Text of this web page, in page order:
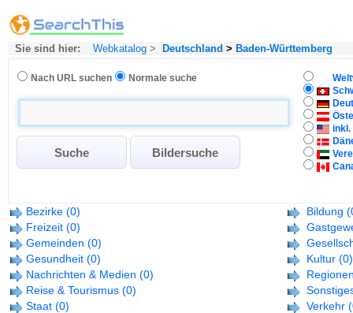
Sie sind hier: Webkatalog > Deutschland > Baden-Württemberg
Nach URL suchen Normale suche
inkl.
Bezirke (0) Bildung
Freizeit (0)
Gemeinden (0)
Gesundheit (0) Kultur (0)
Nachrichten & Medien (0)
Reise & Tourismus (0)
Staat (0) Verkehr